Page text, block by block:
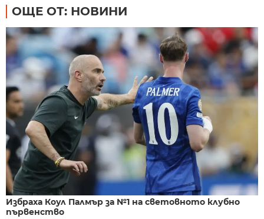
ОЩЕ ОТ: НОВИНИ
Избраха Коул Палмър за №1 на световното клубно
първенство